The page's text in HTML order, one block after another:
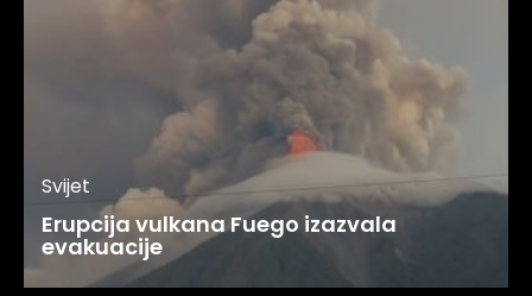
Svijet
Erupcija vulkana Fuego izazvala
evakuacije